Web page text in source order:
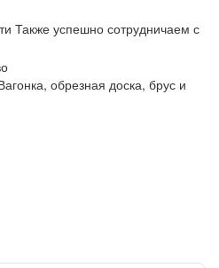
Также успешно сотрудничаем с
обрезная доска, брус и